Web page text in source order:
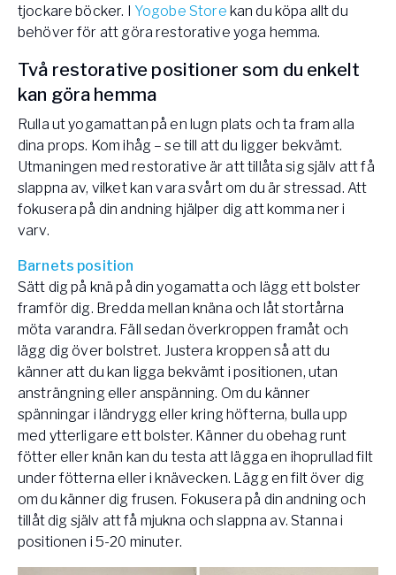
tjockare böcker. I Yogobe Store kan du köpa allt du
behöver för att göra restorative yoga hemma.
Två restorative positioner som du enkelt
kan göra hemma
Rulla ut yogamattan på en lugn plats och ta fram alla
dina props. Kom ihåg – se till att du ligger bekvämt.
Utmaningen med restorative är att tillåta sig själv att få
slappna av, vilket kan vara svårt om du är stressad. Att
fokusera på din andning hjälper dig att komma ner i
varv.
Barnets position
Sätt dig på knä på din yogamatta och lägg ett bolster
framför dig. Bredda mellan knäna och låt stortårna
möta varandra. Fäll sedan överkroppen framåt och
lägg dig över bolstret. Justera kroppen så att du
känner att du kan ligga bekvämt i positionen, utan
ansträngning eller anspänning. Om du känner
spänningar i ländrygg eller kring höfterna, bulla upp
med ytterligare ett bolster. Känner du obehag runt
fötter eller knän kan du testa att lägga en ihoprullad filt
under fötterna eller i knävecken. Lägg en filt över dig
om du känner dig frusen. Fokusera på din andning och
tillåt dig själv att få mjukna och slappna av. Stanna i
positionen i 5-20 minuter.